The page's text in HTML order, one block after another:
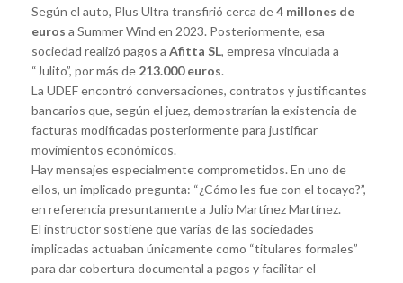
Según el auto, Plus Ultra transfirió cerca de4 millones de
euros a Summer Wind en 2023. Posteriormente, esa
sociedad realizó pagos a Afitta SL, empresa vinculada a
“Julito”, por más de 213.000 euros.
La UDEF encontró conversaciones, contratos y justificantes
bancarios que, según el juez, demostrarían la existencia de
facturas modificadas posteriormente para justificar
movimientos económicos.
Hay mensajes especialmente comprometidos. En uno de
ellos, un implicado pregunta: “¿Cómo les fue con el tocayo?”,
en referencia presuntamente a Julio Martínez Martínez.
El instructor sostiene que varias de las sociedades
implicadas actuaban únicamente como “titulares formales”
para dar cobertura documental a pagos y facilitar el